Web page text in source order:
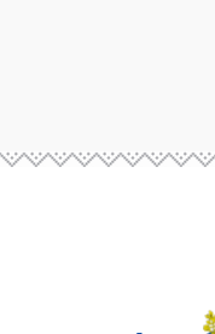
Министерство